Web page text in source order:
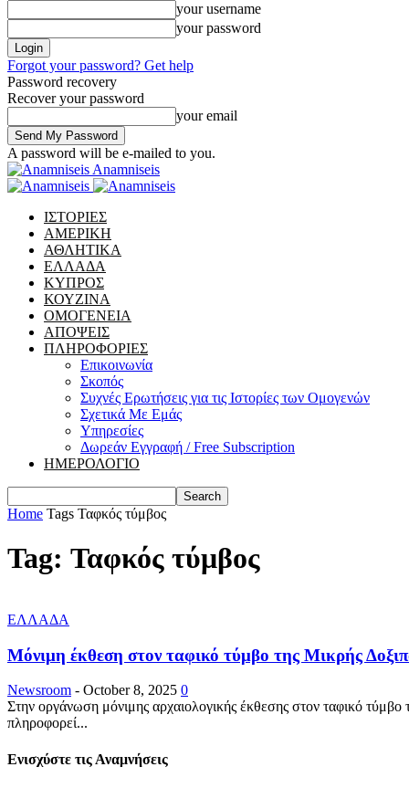
your username
your password
Forgot your password? Get help
Password recovery
Recover your password
your email
A password will be e-mailed to you.
Anamniseis
ΙΣΤΟΡΙΕΣ
ΑΜΕΡΙΚΗ
ΑΘΛΗΤΙΚΑ
ΕΛΛΑΔΑ
ΚΥΠΡΟΣ
ΚΟΥΖΙΝΑ
ΟΜΟΓΕΝΕΙΑ
ΑΠΟΨΕΙΣ
ΠΛΗΡΟΦΟΡΙΕΣ
Επικοινωνία
Σκοπός
Συχνές Ερωτήσεις για τις Ιστορίες των Ομογενών
Σχετικά Με Εμάς
Υπηρεσίες
Δωρεάν Εγγραφή / Free Subscription
ΗΜΕΡΟΛΟΓΙΟ
Home Tags Ταφκός τύμβος
Tag: Ταφκός τύμβος
ΕΛΛΑΔΑ
Μόνιμη έκθεση στον ταφικό τύμβο της Μικρής
Newsroom - October 8, 2025 0
Στην οργάνωση μόνιμης αρχαιολογικής έκθεσης στον ταφικό
πληροφορεί...
Ενισχύστε τις Αναμνήσεις